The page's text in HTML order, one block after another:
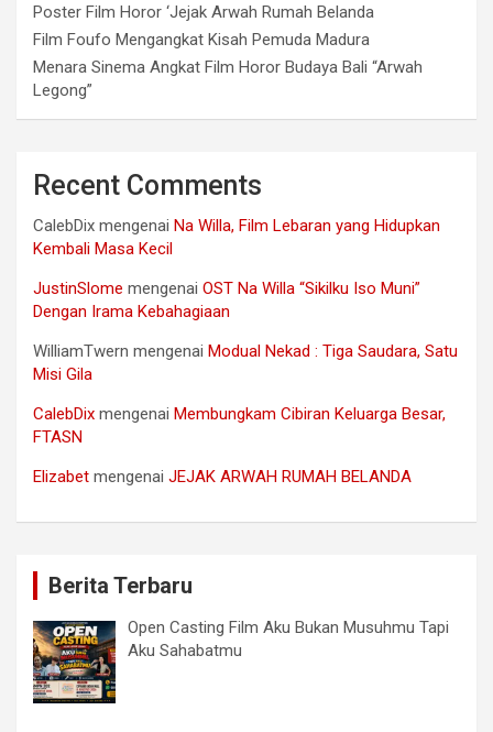
Poster Film Horor ‘Jejak Arwah Rumah Belanda
Film Foufo Mengangkat Kisah Pemuda Madura
Menara Sinema Angkat Film Horor Budaya Bali “Arwah
Legong”
Recent Comments
CalebDix mengenai Na Willa, Film Lebaran yang Hidupkan
Kembali Masa Kecil
JustinSlome mengenai OST Na Willa “Sikilku Iso Muni”
Dengan Irama Kebahagiaan
WilliamTwern mengenai Modual Nekad : Tiga Saudara, Satu
Misi Gila
CalebDix mengenai Membungkam Cibiran Keluarga Besar,
FTASN
Elizabet mengenai JEJAK ARWAH RUMAH BELANDA
Berita Terbaru
Open Casting Film Aku Bukan Musuhmu Tapi
Aku Sahabatmu